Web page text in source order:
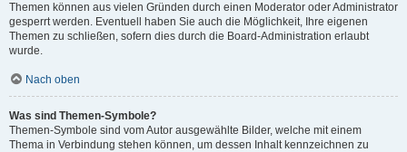
Themen können aus vielen Gründen durch einen Moderator oder Administrator
gesperrt werden. Eventuell haben Sie auch die Möglichkeit, Ihre eigenen
Themen zu schließen, sofern dies durch die Board-Administration erlaubt
wurde.
Nach oben
Was sind Themen-Symbole?
Themen-Symbole sind vom Autor ausgewählte Bilder, welche mit einem
Thema in Verbindung stehen können, um dessen Inhalt kennzeichnen zu